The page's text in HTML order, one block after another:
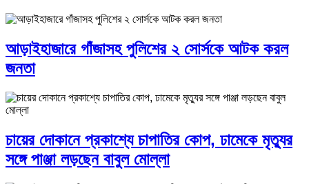
আড়াইহাজারে গাঁজাসহ পুলিশের ২ সোর্সকে আটক করল
জনতা
চায়ের দোকানে প্রকাশ্যে চাপাতির কোপ, ঢামেকে মৃত্যুর
সঙ্গে পাঞ্জা লড়ছেন বাবুল মোল্লা